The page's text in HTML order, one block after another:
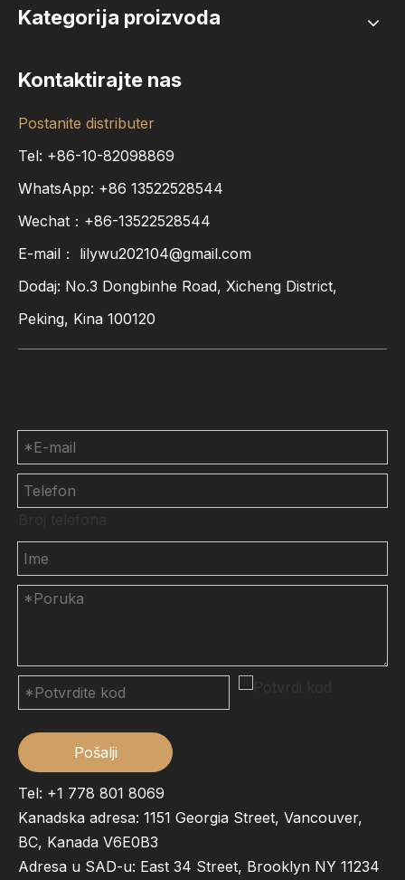
Kategorija proizvoda
Kontaktirajte nas
Postanite distributer
Tel: +86-10-82098869
WhatsApp: +86 13522528544
Wechat：+86-13522528544
E-mail： lilywu202104@gmail.com
Dodaj: No.3 Dongbinhe Road, Xicheng District,
Peking, Kina 100120
Pošalji
Tel: +1 778 801 8069
Kanadska adresa: 1151 Georgia Street, Vancouver,
BC, Kanada V6E0B3
Adresa u SAD-u: East 34 Street, Brooklyn NY 11234